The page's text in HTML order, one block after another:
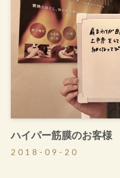
ハイパー筋膜のお客様
2018-09-20